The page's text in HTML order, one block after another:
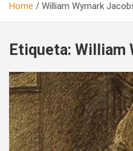
Home William Wymark
Etiqueta: William